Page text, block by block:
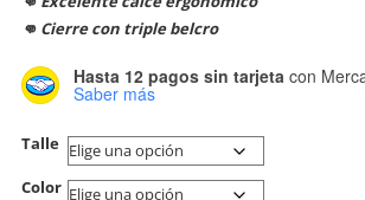
👊 Cierre con triple belcro
Hasta 12 pagos sin tarjeta con
Saber más
Talle
Color